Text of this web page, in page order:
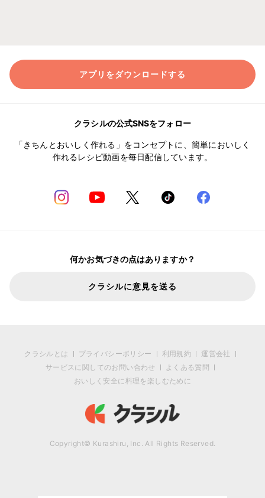
アプリをダウンロードする
クラシルの公式SNSをフォロー
「きちんとおいしく作れる」をコンセプトに、簡単においしく
作れるレシピ動画を毎日配信しています。
何かお気づきの点はありますか？
クラシルに意見を送る
クラシルとは プライバシーポリシー 利用規約
運営会社
サービスに関してのお問い合わせ
よくある質問
おいしく安全に料理を楽しむために
Copyright© Kurashiru, Inc. All Rights Reserved.